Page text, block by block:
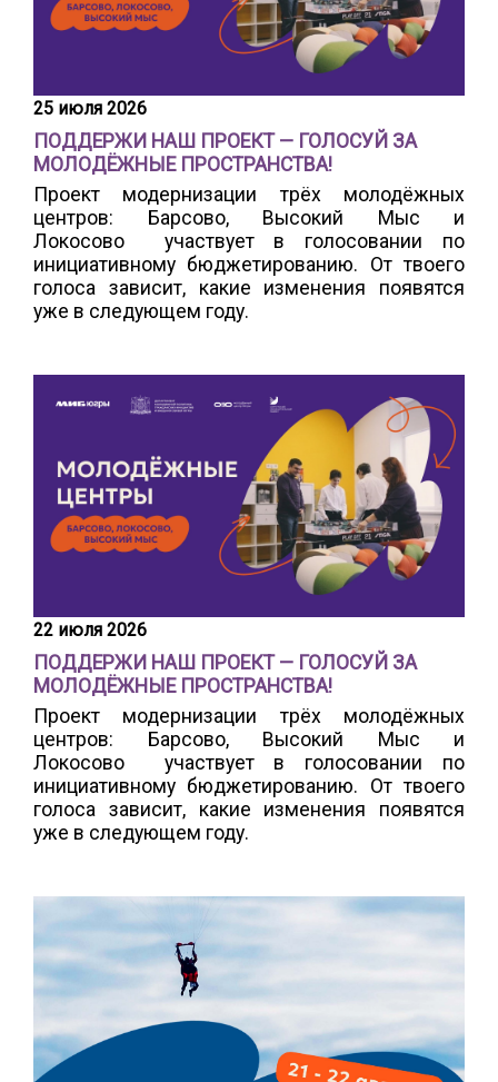
25 июля 2026
ПОДДЕРЖИ НАШ ПРОЕКТ — ГОЛОСУЙ ЗА
МОЛОДЁЖНЫЕ ПРОСТРАНСТВА!
Проект модернизации трёх молодёжных
центров: Барсово, Высокий Мыс и
Локосово участвует в голосовании по
инициативному бюджетированию. От твоего
голоса зависит, какие изменения появятся
уже в следующем году.
22 июля 2026
ПОДДЕРЖИ НАШ ПРОЕКТ — ГОЛОСУЙ ЗА
МОЛОДЁЖНЫЕ ПРОСТРАНСТВА!
Проект модернизации трёх молодёжных
центров: Барсово, Высокий Мыс и
Локосово участвует в голосовании по
инициативному бюджетированию. От твоего
голоса зависит, какие изменения появятся
уже в следующем году.